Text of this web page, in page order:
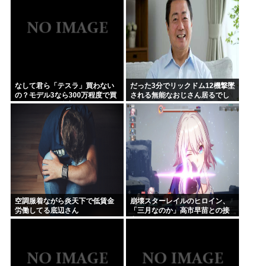
なして君ら「テスラ」買わない
の？モデル3なら300万程度で買
える.コスパ最強車がここにある
だった3分でリックドム12機撃墜
される無能なおじさん居るでし
ょ
空調服着ながら炎天下で低賃金
労働してる底辺さん
崩壊スターレイルのヒロイン、
「三月なのか」高市早苗との接
点があまりにも多すぎる。もし